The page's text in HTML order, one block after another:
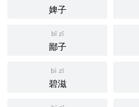
婢子
bǐ zǐ
鄙子
bì zī
碧滋